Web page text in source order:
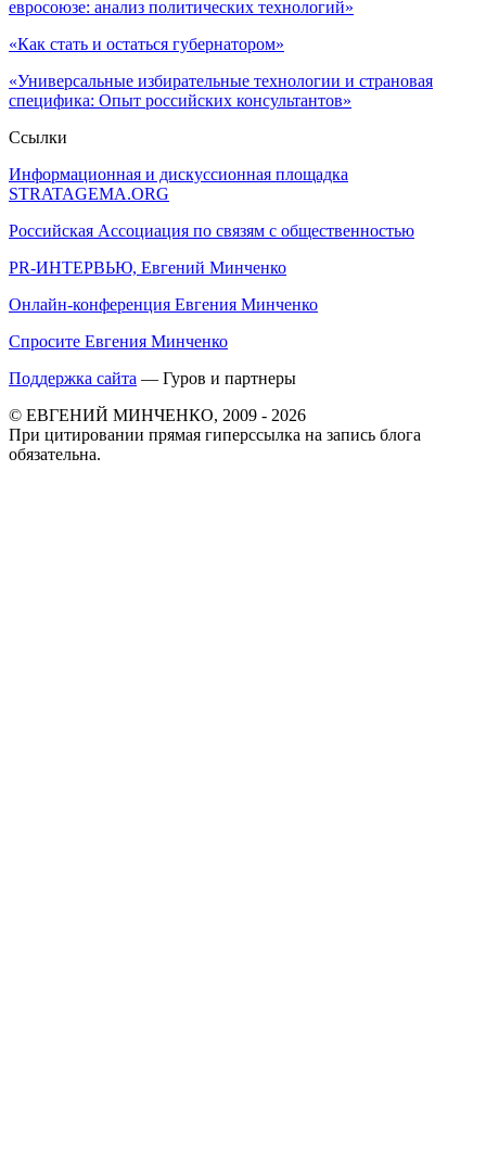
евросоюзе: анализ политических технологий»
«Как стать и остаться губернатором»
«Универсальные избирательные технологии и страновая
специфика: Опыт российских консультантов»
Ссылки
Информационная и дискуссионная площадка
STRATAGEMA.ORG
Российская Ассоциация по связям с общественностью
PR-ИНТЕРВЬЮ, Евгений Минченко
Онлайн-конференция Евгения Минченко
Спросите Евгения Минченко
Поддержка сайта — Гуров и партнеры
© ЕВГЕНИЙ МИНЧЕНКО, 2009 - 2026
При цитировании прямая гиперссылка на запись блога
обязательна.